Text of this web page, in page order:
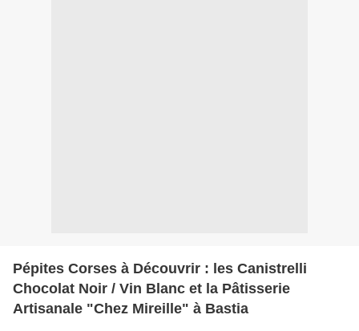
Pépites Corses à Découvrir : les Canistrelli
Chocolat Noir / Vin Blanc et la Pâtisserie
Artisanale "Chez Mireille" à Bastia